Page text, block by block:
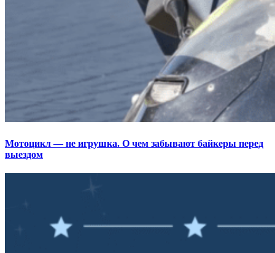
Мотоцикл — не игрушка. О чем забывают байкеры перед
выездом